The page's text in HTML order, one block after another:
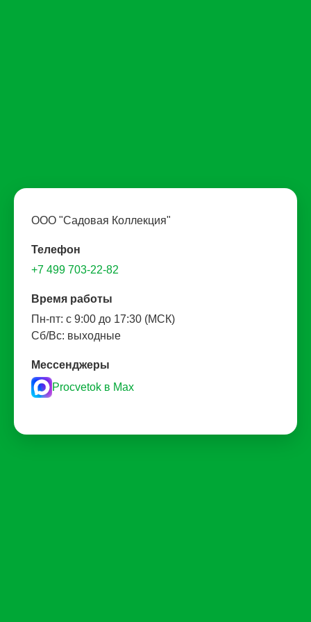
ООО "Садовая Коллекция"
Телефон
+7 499 703-22-82
Время работы
Пн-пт: с 9:00 до 17:30 (МСК)
Сб/Вс: выходные
Мессенджеры
Procvetok в Max